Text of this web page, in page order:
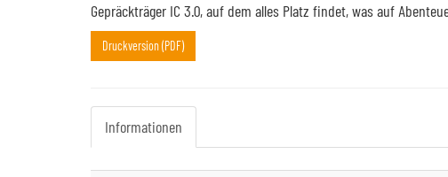
Gepräckträger IC 3.0, auf dem alles Platz findet, was auf
Druckversion (PDF)
Informationen